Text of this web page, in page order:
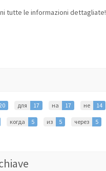
tutte le informazioni dettagliate!
для 17 на 17 не 14
когда 5 из 5 через 5